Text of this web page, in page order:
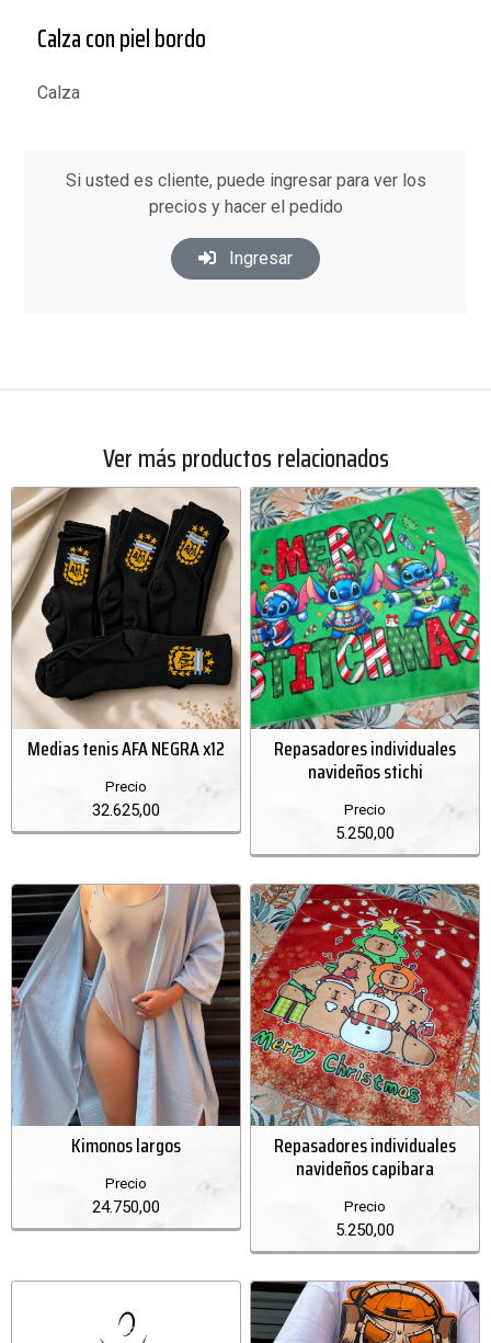
Calza con piel bordo
Calza
Si usted es cliente, puede ingresar para ver los
precios y hacer el pedido
Ingresar
Ver más productos relacionados
Medias tenis AFA NEGRA x12
Precio
32.625,00
Repasadores individuales
navideños stichi
Precio
5.250,00
Kimonos largos
Precio
24.750,00
Repasadores individuales
navideños capibara
Precio
5.250,00